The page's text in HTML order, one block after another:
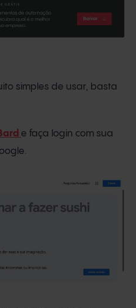
simples de usar, basta
e faça login com sua